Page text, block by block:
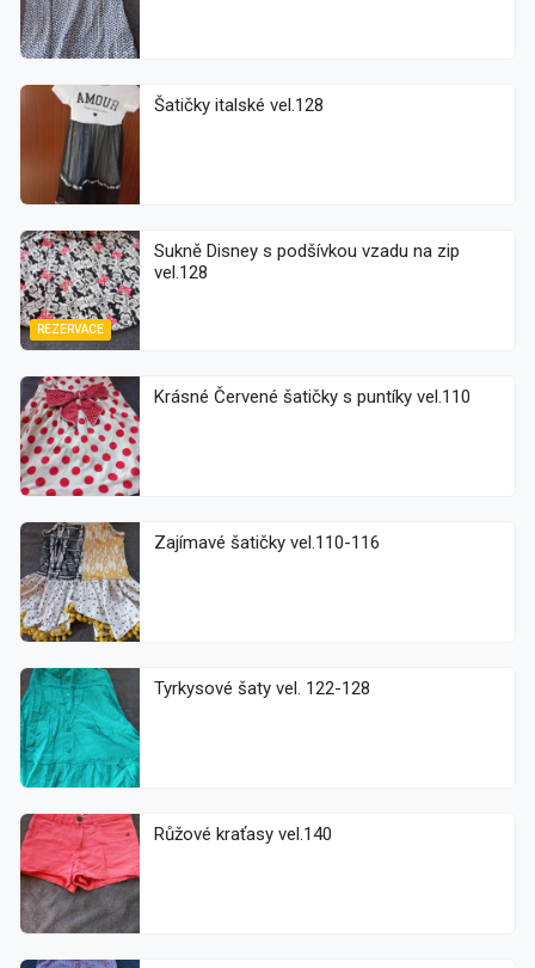
Šatičky italské vel.128
REZERVACE
Sukně Disney s podšívkou vzadu na zip
vel.128
Krásné Červené šatičky s puntíky vel.110
Zajímavé šatičky vel.110-116
Tyrkysové šaty vel. 122-128
Růžové kraťasy vel.140